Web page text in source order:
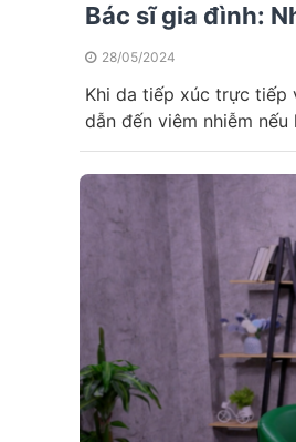
Bác sĩ gia đình:
28/05/2024
Khi da tiếp xúc trực tiếp
dẫn đến viêm nhiễm